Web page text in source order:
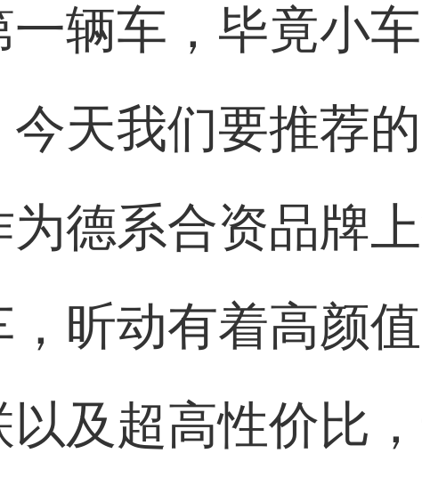
辆车，毕竟小
天我们要推荐
德系合资品牌
昕动有着高颜
及超高性价比